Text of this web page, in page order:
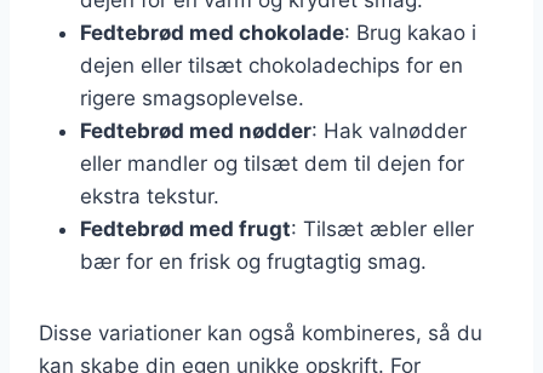
Fedtebrød med chokolade: Brug kakao i
dejen eller tilsæt chokoladechips for en
rigere smagsoplevelse.
Fedtebrød med nødder: Hak valnødder
eller mandler og tilsæt dem til dejen for
ekstra tekstur.
Fedtebrød med frugt: Tilsæt æbler eller
bær for en frisk og frugtagtig smag.
Disse variationer kan også kombineres, så du
kan skabe din egen unikke opskrift. For